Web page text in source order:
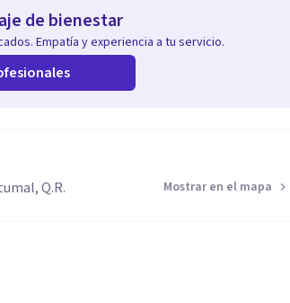
de bienestar
Empatía y experiencia a tu servicio.
Q.R.
Mostrar en el mapa